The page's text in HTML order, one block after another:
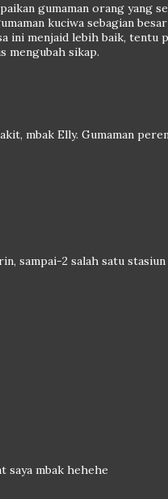
gumaman orang yang
kuciwa sebagian
ini menjaid lebih baik, tentu
mengubah sikap.
mbak Elly. Gumaman
sampai-2 salah satu
saya mbak hehehe